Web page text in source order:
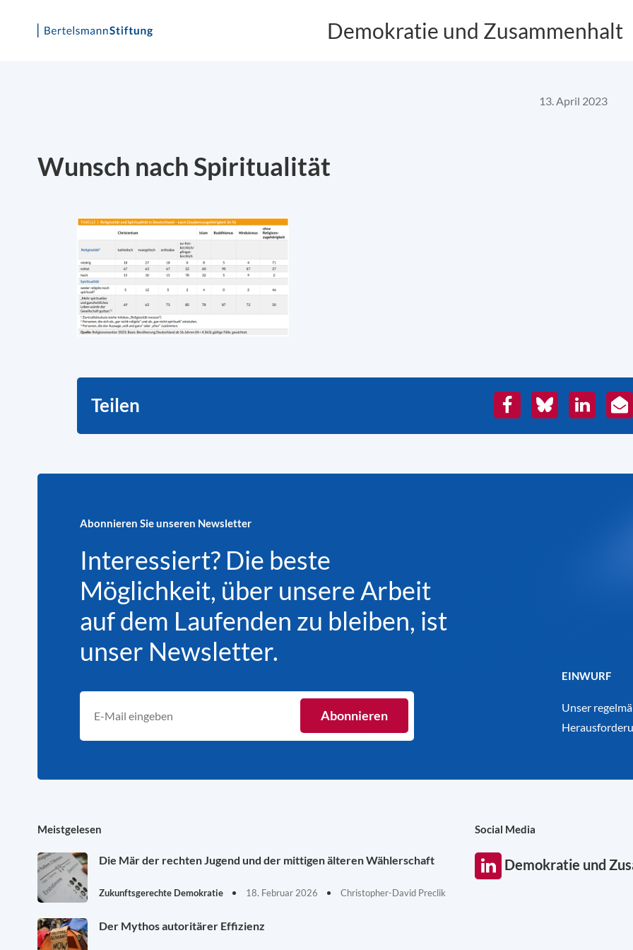
Demokratie und Zusammenhalt
13. April 2023
Wunsch nach Spiritualität
Teilen FacebookBlueskyLinkedIn
E-
Abonnieren Sie unseren Newsletter
Interessiert? Die beste
Möglichkeit, über unsere Arbeit
auf dem Laufenden zu bleiben, ist
unser Newsletter.
EINWURF
Unser
Meistgelesen
Die Mär der rechten Jugend und der mittigen älteren Wählerschaft
Zukunftsgerechte Demokratie 18. Februar 2026 Christopher-David Preclik
Der Mythos autoritärer Effizienz
Social Media
Demokratie und